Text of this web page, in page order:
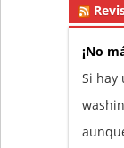
¡No
Si hay